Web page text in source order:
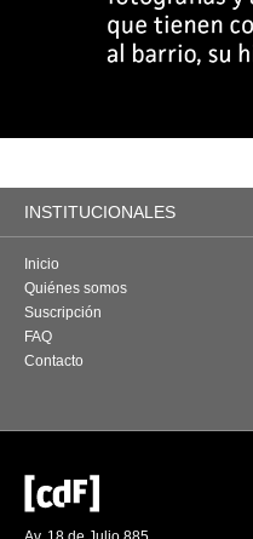
INSTITUCIONALES
Inicio
Quiénes somos
Suscripción
FAQ
Contacto